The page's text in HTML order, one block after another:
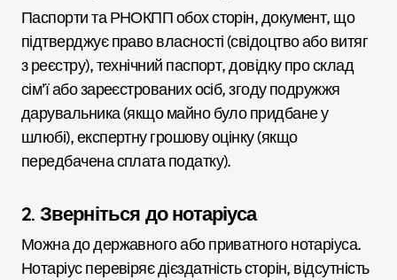
Паспорти та РНОКПП обох сторін, документ, що
підтверджує право власності (свідоцтво або витяг
з реєстру), технічний паспорт, довідку про склад
сім’ї або зареєстрованих осіб, згоду подружжя
дарувальника (якщо майно було придбане у
шлюбі), експертну грошову оцінку (якщо
передбачена сплата податку).
2. Зверніться до нотаріуса
Можна до державного або приватного нотаріуса.
Нотаріус перевіряє дієздатність сторін, відсутність